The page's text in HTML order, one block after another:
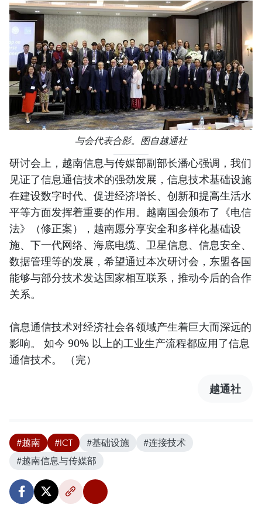
与会代表合影。图自越通社
研讨会上，越南信息与传媒部副部长潘心强调，我们
见证了信息通信技术的强劲发展，信息技术基础设施
在建设数字时代、促进经济增长、创新和提高生活水
平等方面发挥着重要的作用。越南国会颁布了《电信
法》（修正案），越南愿分享安全和多样化基础设
施、下一代网络、海底电缆、卫星信息、信息安全、
数据管理等的发展，希望通过本次研讨会，东盟各国
能够与部分技术发达国家相互联系，推动今后的合作
关系。
信息通信技术对经济社会各领域产生着巨大而深远的
影响。 如今 90% 以上的工业生产流程都应用了信息
通信技术。 （完）
越通社
#越南 #ICT #基础设施
#连接技术
#越南信息与传媒部